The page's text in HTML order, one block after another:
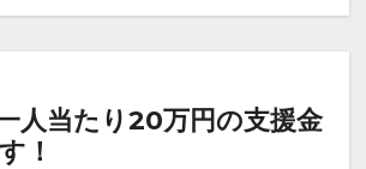
人当たり20万円の支援金
！